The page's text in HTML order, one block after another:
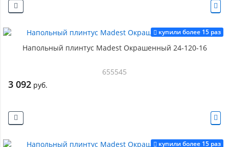
купили более 15 раз
Напольный плинтус Madest Окрашенный 24-120-16
655545
3 092 руб.
купили более 15 раз